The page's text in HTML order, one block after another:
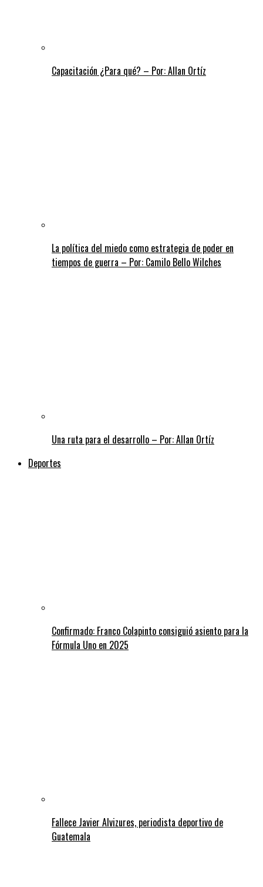
Capacitación ¿Para qué? – Por: Allan Ortíz
La política del miedo como estrategia de poder en
tiempos de guerra – Por: Camilo Bello Wilches
Una ruta para el desarrollo – Por: Allan Ortíz
Deportes
Confirmado: Franco Colapinto consiguió asiento para la
Fórmula Uno en 2025
Fallece Javier Alvizures, periodista deportivo de
Guatemala